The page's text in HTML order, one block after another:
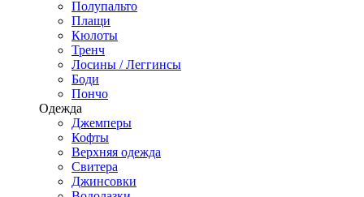
Полупальто
Плащи
Кюлоты
Тренч
Лосины / Леггинсы
Боди
Пончо
Одежда
Джемперы
Кофты
Верхняя одежда
Свитера
Джинсовки